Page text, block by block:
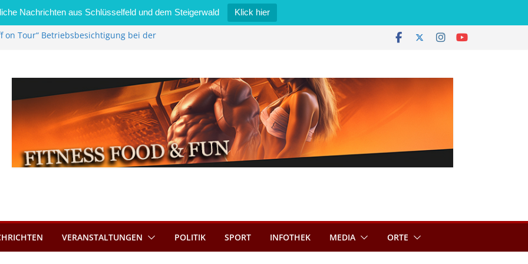
Nachrichten aus Schlüsselfeld und dem Steigerwald Klick hier
on Tour“ Betriebsbesichtigung bei der
bietet Online-Anmeldung für
an
im Wert von 600 Euro
VERANSTALTUNGEN POLITIK SPORT INFOTHEK MEDIA ORTE